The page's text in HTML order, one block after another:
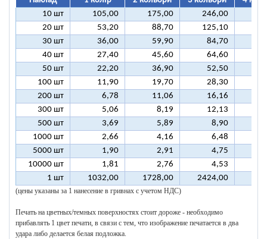
10 шт
105,00 175,00 246,00
20 шт
53,20 88,70 125,10
30 шт
36,00 59,90 84,70
40 шт
27,40 45,60 64,60
50 шт
22,20 36,90 52,50
100 шт
11,90 19,70 28,30
200 шт
6,78 11,06 16,16
300 шт
5,06 8,19 12,13
500 шт
3,69 5,89 8,90
1000 шт
2,66 4,16 6,48
5000 шт
1,90 2,91 4,75
10000 шт
1,81 2,76 4,53
1 шт
1032,00 1728,00 2424,00
(цены указаны за 1 нанесение в гривнах с учетом НДС)
Печать на цветных/темных поверхностях стоит дороже - необходимо
прибавлять 1 цвет печати, в связи с тем, что изображение печатается в два
удара либо делается белая подложка.